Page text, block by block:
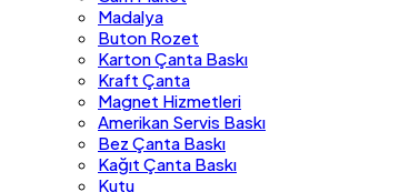
Madalya
Buton Rozet
Karton Çanta Baskı
Kraft Çanta
Magnet Hizmetleri
Amerikan Servis Baskı
Bez Çanta Baskı
Kağıt Çanta Baskı
Kutu